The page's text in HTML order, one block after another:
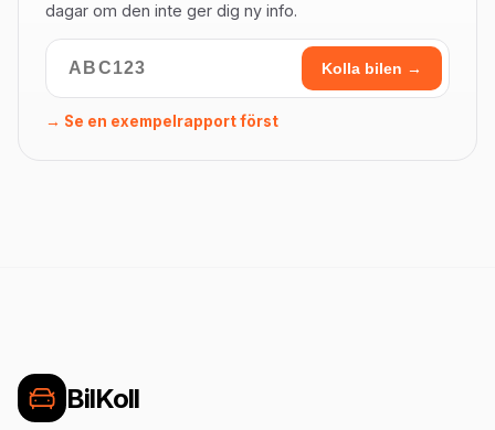
dagar om den inte ger dig ny info.
Kolla bilen →
→ Se en exempelrapport först
BilKoll